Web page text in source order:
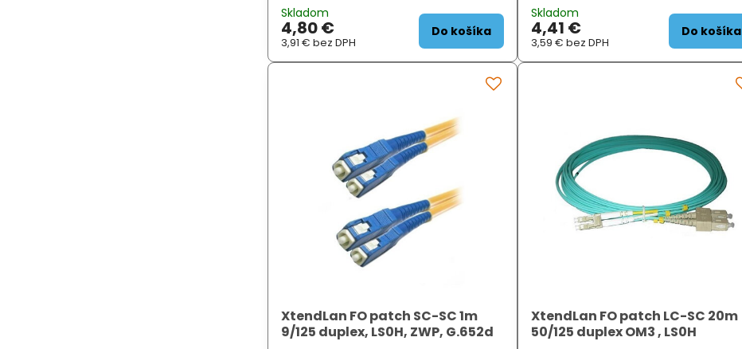
singlemode (G.652d);...
Skladom
4,80 €
3,91 €bez DPH
Do košíka
multimode; Specif...
Skladom
4,41 €
3,59 €bez DPH
Do košíka
XtendLan FO patch SC-SC 1m
9/125 duplex, LS0H, ZWP, G.652d
XtendLan FO patch LC-SC 20m
50/125 duplex OM3 , LS0H